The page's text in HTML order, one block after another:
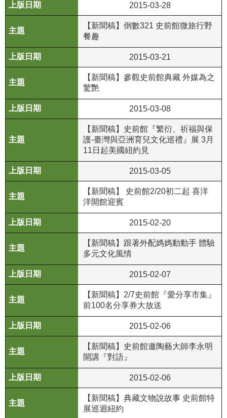
R
S
S
網
站
資
開
放
告
隱
私
權
保
政
策
資
訊
安
宣
為
民
務
白
書
2015-03-28
【新聞稿】倒數321 史前館微旅行野
餐趣
2015-03-21
【新聞稿】參觀史前館典藏 外媒為之
驚艷
2015-03-08
【新聞稿】史前館『繁衍、祈福與保
護-臺灣與亞洲育兒文化巡禮』展 3月
11日起美國紐約見
2015-03-05
【新聞稿】 史前館2/20初二起 喜洋
洋開館迎賓
2015-02-20
【新聞稿】跟著外配媽媽動動手 體驗
多元文化風情
2015-02-07
【新聞稿】2/7史前館『愛分享市集』
前100名分享券大放送
2015-02-06
【新聞稿】史前館邀陶藝大師李永明
開講『對語』
2015-02-06
【新聞稿】典藏文物說故事 史前館特
展巡迴紐約